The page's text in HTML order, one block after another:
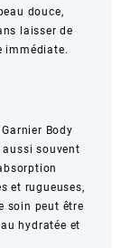
douce,
laisser de
immédiate.
Body
aussi souvent
et rugueuses,
soin peut être
hydratée et